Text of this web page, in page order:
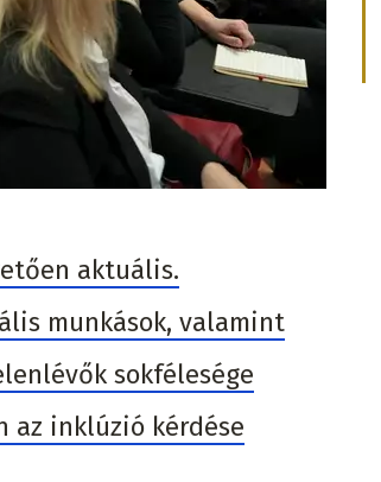
aktuális.
munkások, valamint
sokfélesége
az inklúzió kérdése